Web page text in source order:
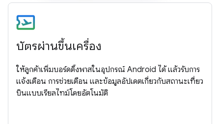
บัตรผ่านขึ้นเครื่อง
ให้ลูกค้าเพิ่มบอร์ดดิ้งพาสในอุปกรณ์ Android ได้ แล้วรับการ
แจ้งเตือน การช่วยเตือน และข้อมูลอัปเดตเกี่ยวกับสถานะเที่ยว
บินแบบเรียลไทม์โดยอัตโนมัติ